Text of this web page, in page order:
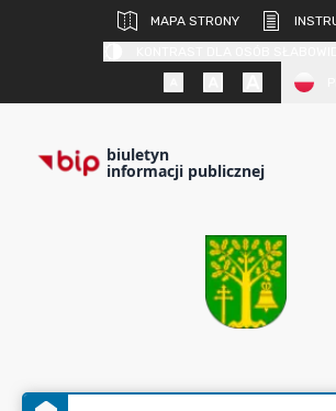
MAPA STRONY
biuletyn
informacji publicznej